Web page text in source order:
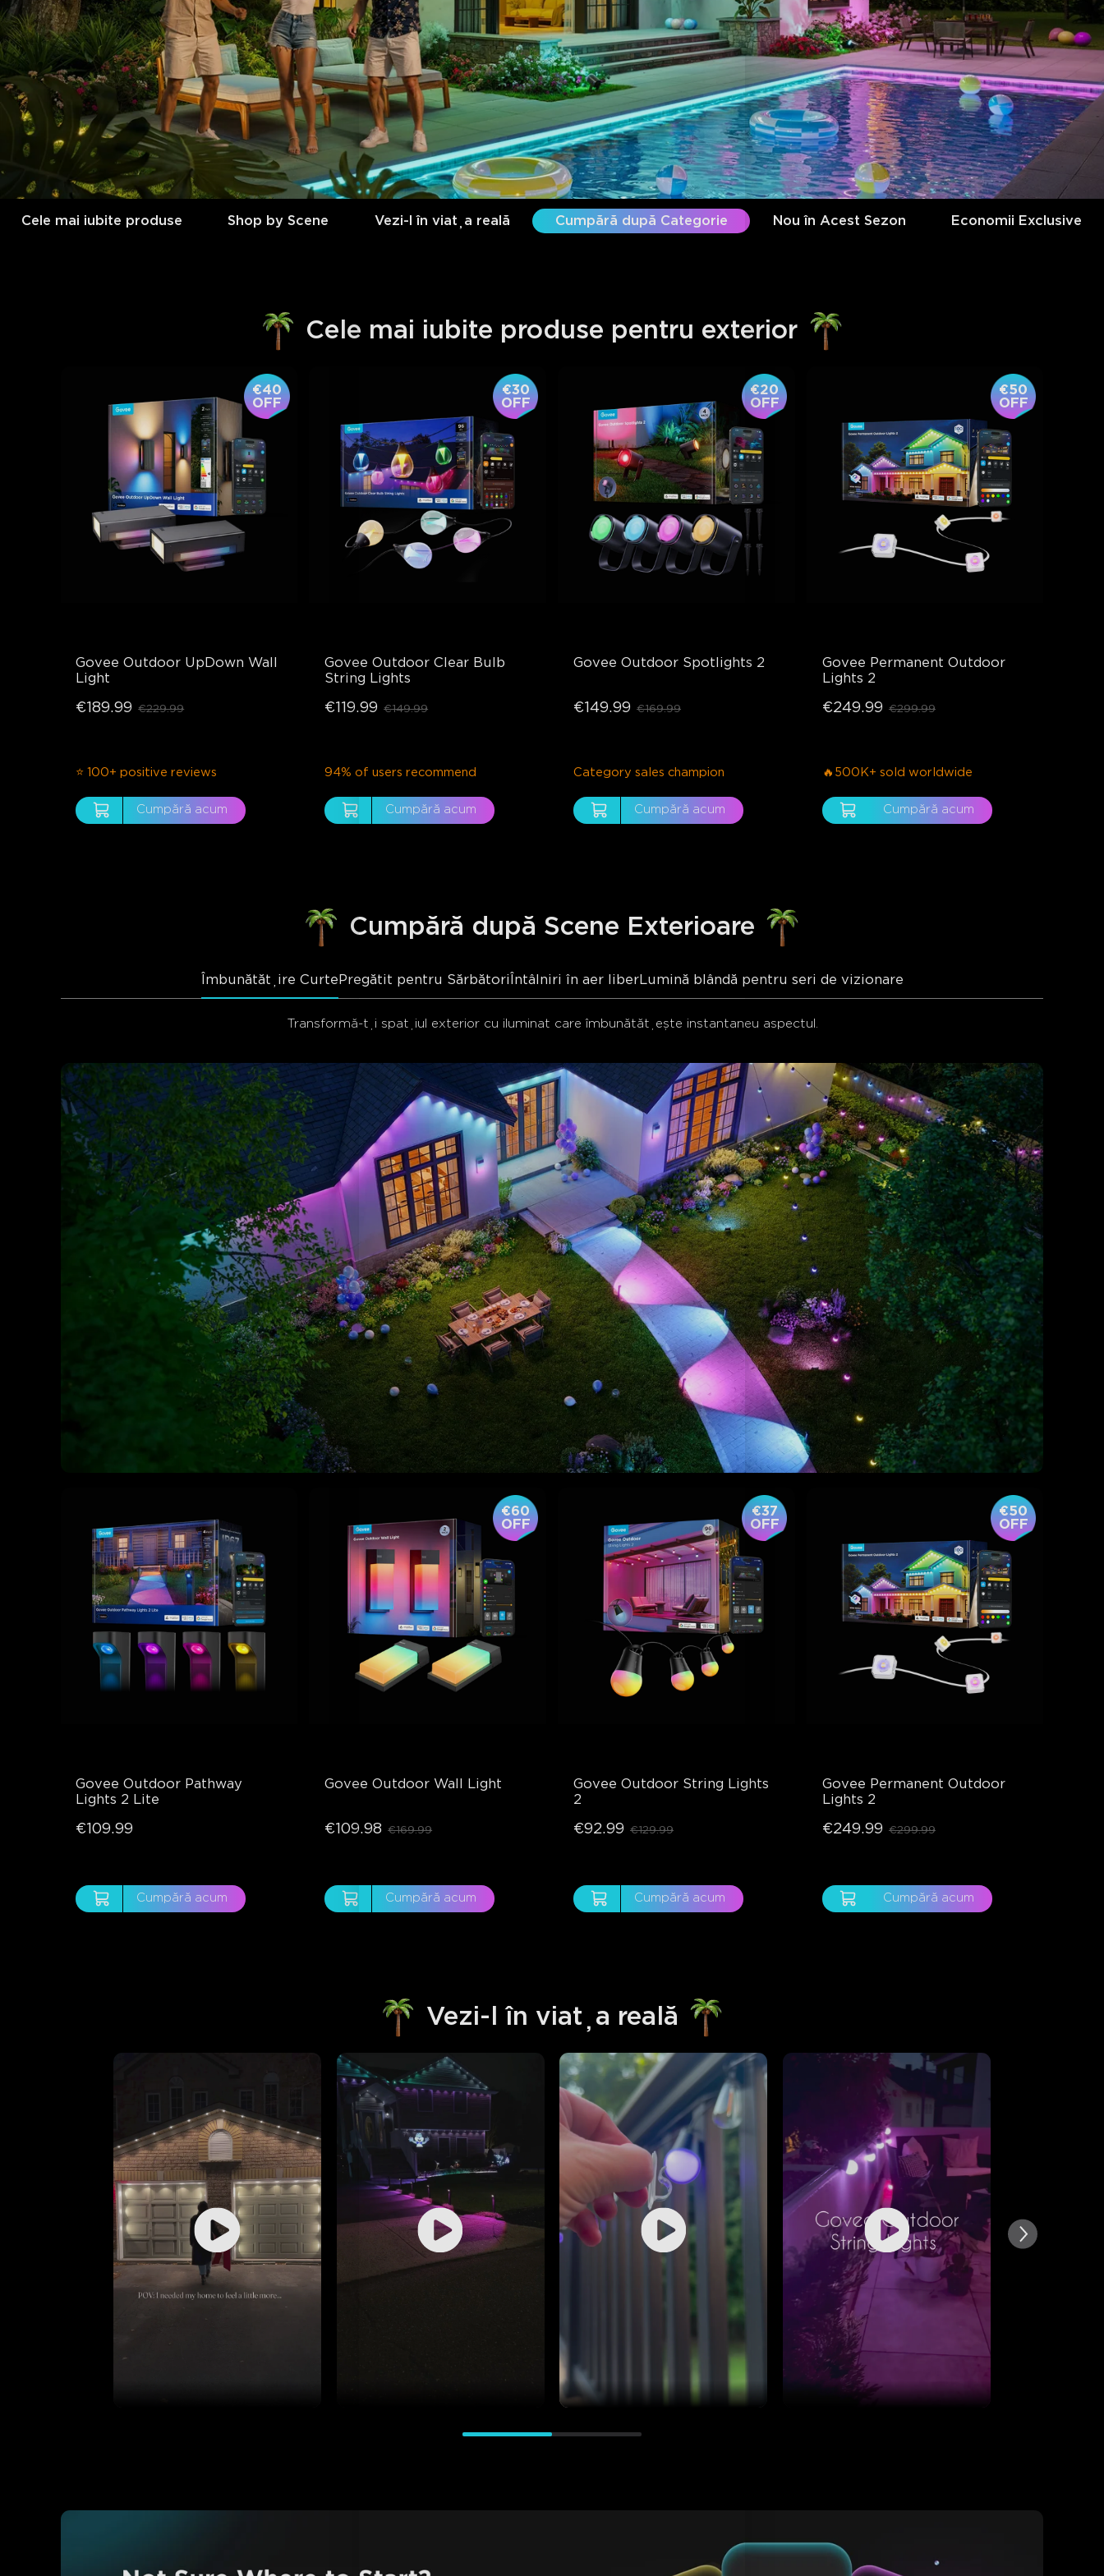
Cele mai iubite produse Shop by Scene Vezi-l în viața reală Cumpără după Categorie Nou în Acest Sezon Economii Exclusive
Cele mai iubite produse pentru exterior
Govee Outdoor UpDown Wall
Light
€40
OFF
€189.99 €229.99
⭐ 100+ positive reviews
Cumpără acum
Govee Outdoor Clear Bulb
String Lights
€30
OFF
€119.99 €149.99
94% of users recommend
Cumpără acum
Govee Outdoor Spotlights 2
€20
OFF
€149.99 €169.99
Category sales champion
Cumpără acum
Govee Permanent Outdoor
Lights 2
€50
OFF
€249.99 €299.99
🔥500K+ sold worldwide
Cumpără acum
Cumpără după Scene Exterioare
Îmbunătățire Curte Pregătit pentru Sărbători Întâlniri în aer liberLumină blândă pentru seri de vizionare
Transformă-ți spațiul exterior cu iluminat care îmbunătățește instantaneu aspectul.
Govee Outdoor Pathway
Lights 2 Lite
€109.99
Cumpără acum
Govee Outdoor Wall Light
€60
OFF
€109.98 €169.99
Cumpără acum
Govee Outdoor String Lights
2
€37
OFF
€92.99 €129.99
Cumpără acum
Govee Permanent Outdoor
Lights 2
€50
OFF
€249.99 €299.99
Cumpără acum
Vezi-l în viața reală
close